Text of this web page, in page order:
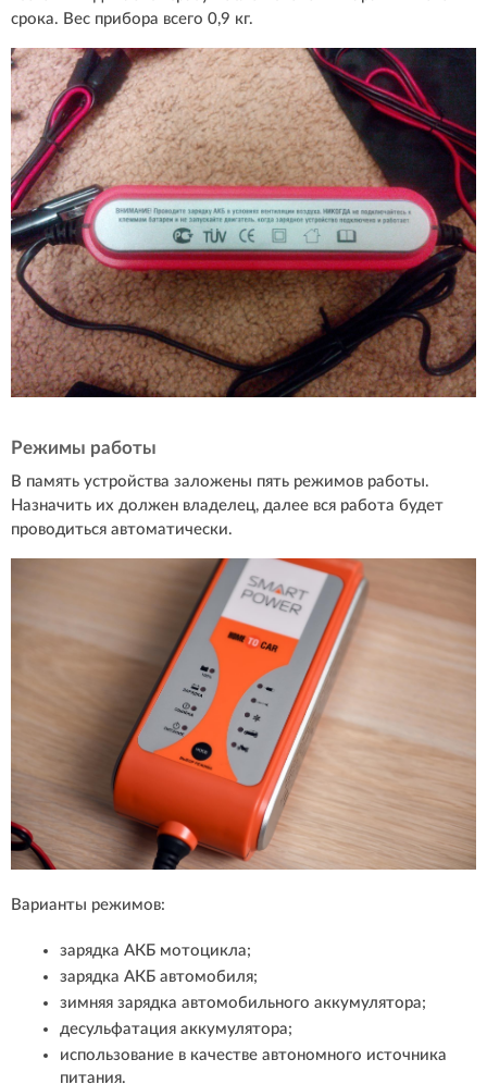
срока. Вес прибора всего 0,9 кг.
Режимы работы
В память устройства заложены пять режимов работы.
Назначить их должен владелец, далее вся работа будет
проводиться автоматически.
Варианты режимов:
зарядка АКБ мотоцикла;
зарядка АКБ автомобиля;
зимняя зарядка автомобильного аккумулятора;
десульфатация аккумулятора;
использование в качестве автономного источника
питания.